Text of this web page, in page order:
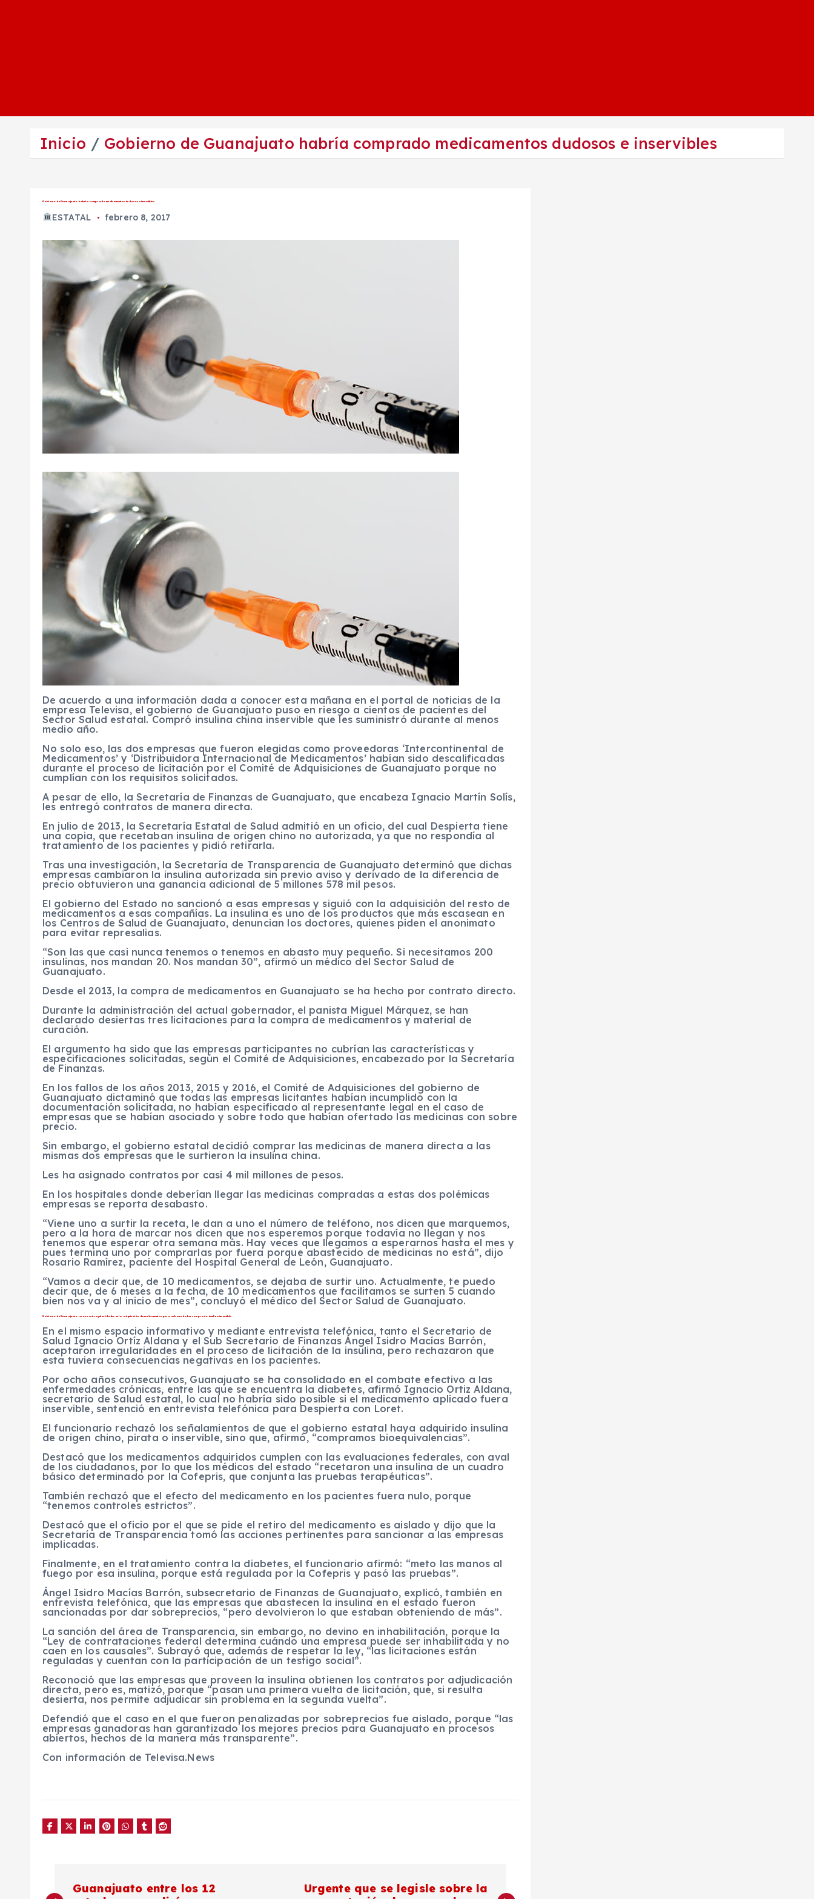
Inicio Gobierno de Guanajuato habría comprado medicamentos dudosos e inservibles
Gobierno de Guanajuato habría comprado medicamentos dudosos e inservibles
ESTATAL febrero 8, 2017
De acuerdo a una información dada a conocer esta mañana en el portal de noticias de la
empresa Televisa, el gobierno de Guanajuato puso en riesgo a cientos de pacientes del
Sector Salud estatal. Compró insulina china inservible que les suministró durante al menos
medio año.
No solo eso, las dos empresas que fueron elegidas como proveedoras ‘Intercontinental de
Medicamentos’ y ‘Distribuidora Internacional de Medicamentos’ habían sido descalificadas
durante el proceso de licitación por el Comité de Adquisiciones de Guanajuato porque no
cumplían con los requisitos solicitados.
A pesar de ello, la Secretaría de Finanzas de Guanajuato, que encabeza Ignacio Martín Solís,
les entregó contratos de manera directa.
En julio de 2013, la Secretaría Estatal de Salud admitió en un oficio, del cual Despierta tiene
una copia, que recetaban insulina de origen chino no autorizada, ya que no respondía al
tratamiento de los pacientes y pidió retirarla.
Tras una investigación, la Secretaría de Transparencia de Guanajuato determinó que dichas
empresas cambiaron la insulina autorizada sin previo aviso y derivado de la diferencia de
precio obtuvieron una ganancia adicional de 5 millones 578 mil pesos.
El gobierno del Estado no sancionó a esas empresas y siguió con la adquisición del resto de
medicamentos a esas compañías. La insulina es uno de los productos que más escasean en
los Centros de Salud de Guanajuato, denuncian los doctores, quienes piden el anonimato
para evitar represalias.
“Son las que casi nunca tenemos o tenemos en abasto muy pequeño. Si necesitamos 200
insulinas, nos mandan 20. Nos mandan 30”, afirmó un médico del Sector Salud de
Guanajuato.
Desde el 2013, la compra de medicamentos en Guanajuato se ha hecho por contrato directo.
Durante la administración del actual gobernador, el panista Miguel Márquez, se han
declarado desiertas tres licitaciones para la compra de medicamentos y material de
curación.
El argumento ha sido que las empresas participantes no cubrían las características y
especificaciones solicitadas, según el Comité de Adquisiciones, encabezado por la Secretaría
de Finanzas.
En los fallos de los años 2013, 2015 y 2016, el Comité de Adquisiciones del gobierno de
Guanajuato dictaminó que todas las empresas licitantes habían incumplido con la
documentación solicitada, no habían especificado al representante legal en el caso de
empresas que se habían asociado y sobre todo que habían ofertado las medicinas con sobre
precio.
Sin embargo, el gobierno estatal decidió comprar las medicinas de manera directa a las
mismas dos empresas que le surtieron la insulina china.
Les ha asignado contratos por casi 4 mil millones de pesos.
En los hospitales donde deberían llegar las medicinas compradas a estas dos polémicas
empresas se reporta desabasto.
“Viene uno a surtir la receta, le dan a uno el número de teléfono, nos dicen que marquemos,
pero a la hora de marcar nos dicen que nos esperemos porque todavía no llegan y nos
tenemos que esperar otra semana más. Hay veces que llegamos a esperarnos hasta el mes y
pues termina uno por comprarlas por fuera porque abastecido de medicinas no está”, dijo
Rosario Ramírez, paciente del Hospital General de León, Guanajuato.
“Vamos a decir que, de 10 medicamentos, se dejaba de surtir uno. Actualmente, te puedo
decir que, de 6 meses a la fecha, de 10 medicamentos que facilitamos se surten 5 cuando
bien nos va y al inicio de mes”, concluyó el médico del Sector Salud de Guanajuato.
Gobierno de Guanajuato reconoce irregularidades en la adquisición de medicamentos pero rechaza haber comprado insulina inservible.
En el mismo espacio informativo y mediante entrevista telefónica, tanto el Secretario de
Salud Ignacio Ortíz Aldana y el Sub Secretario de Finanzas Ángel Isidro Macías Barrón,
aceptaron irregularidades en el proceso de licitación de la insulina, pero rechazaron que
esta tuviera consecuencias negativas en los pacientes.
Por ocho años consecutivos, Guanajuato se ha consolidado en el combate efectivo a las
enfermedades crónicas, entre las que se encuentra la diabetes, afirmó Ignacio Ortiz Aldana,
secretario de Salud estatal, lo cual no habría sido posible si el medicamento aplicado fuera
inservible, sentenció en entrevista telefónica para Despierta con Loret.
El funcionario rechazó los señalamientos de que el gobierno estatal haya adquirido insulina
de origen chino, pirata o inservible, sino que, afirmó, “compramos bioequivalencias”.
Destacó que los medicamentos adquiridos cumplen con las evaluaciones federales, con aval
de los ciudadanos, por lo que los médicos del estado “recetaron una insulina de un cuadro
básico determinado por la Cofepris, que conjunta las pruebas terapéuticas”.
También rechazó que el efecto del medicamento en los pacientes fuera nulo, porque
“tenemos controles estrictos”.
Destacó que el oficio por el que se pide el retiro del medicamento es aislado y dijo que la
Secretaría de Transparencia tomó las acciones pertinentes para sancionar a las empresas
implicadas.
Finalmente, en el tratamiento contra la diabetes, el funcionario afirmó: “meto las manos al
fuego por esa insulina, porque está regulada por la Cofepris y pasó las pruebas”.
Ángel Isidro Macías Barrón, subsecretario de Finanzas de Guanajuato, explicó, también en
entrevista telefónica, que las empresas que abastecen la insulina en el estado fueron
sancionadas por dar sobreprecios, “pero devolvieron lo que estaban obteniendo de más”.
La sanción del área de Transparencia, sin embargo, no devino en inhabilitación, porque la
“Ley de contrataciones federal determina cuándo una empresa puede ser inhabilitada y no
caen en los causales”. Subrayó que, además de respetar la ley, “las licitaciones están
reguladas y cuentan con la participación de un testigo social”.
Reconoció que las empresas que proveen la insulina obtienen los contratos por adjudicación
directa, pero es, matizó, porque “pasan una primera vuelta de licitación, que, si resulta
desierta, nos permite adjudicar sin problema en la segunda vuelta”.
Defendió que el caso en el que fueron penalizadas por sobreprecios fue aislado, porque “las
empresas ganadoras han garantizado los mejores precios para Guanajuato en procesos
abiertos, hechos de la manera más transparente”.
Con información de Televisa.News
Guanajuato entre los 12
Urgente que se legisle sobre la